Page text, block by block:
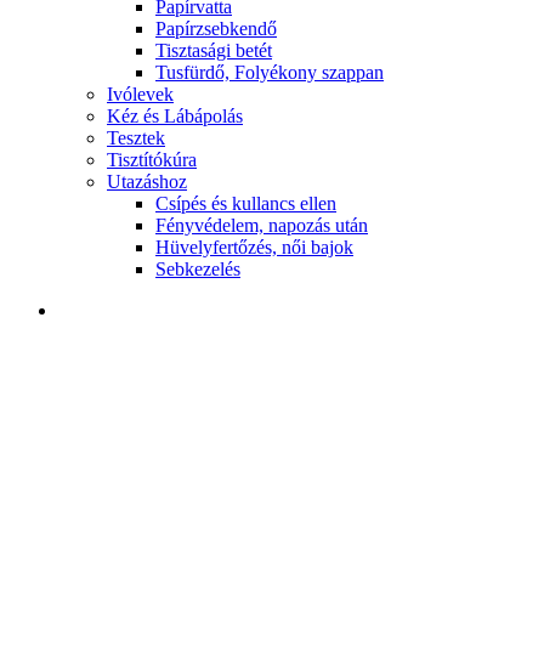
Papírvatta
Papírzsebkendő
Tisztasági betét
Tusfürdő, Folyékony szappan
Ivólevek
Kéz és Lábápolás
Tesztek
Tisztítókúra
Utazáshoz
Csípés és kullancs ellen
Fényvédelem, napozás után
Hüvelyfertőzés, női bajok
Sebkezelés